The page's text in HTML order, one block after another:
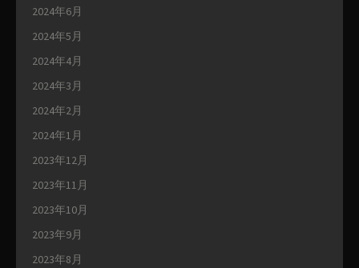
2024年6月
2024年5月
2024年4月
2024年3月
2024年2月
2024年1月
2023年12月
2023年11月
2023年10月
2023年9月
2023年8月